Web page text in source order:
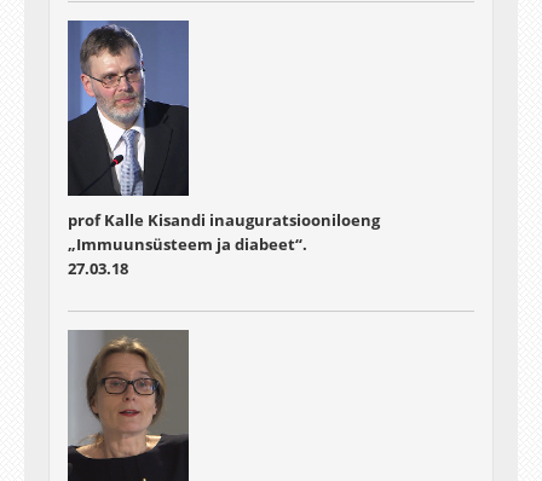
prof Kalle Kisandi inauguratsiooniloeng
„Immuunsüsteem ja diabeet“.
27.03.18